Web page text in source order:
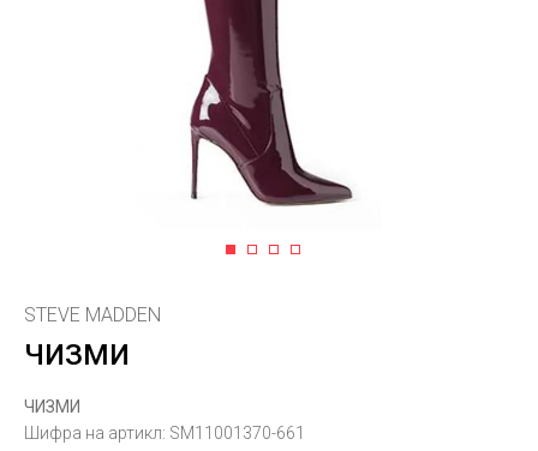
1 2 3 4
STEVE MADDEN
ЧИЗМИ
ЧИЗМИ
Шифра на артикл: SM11001370-661